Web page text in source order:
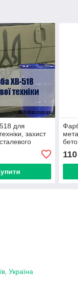
для
захист
оливка
110
Україна